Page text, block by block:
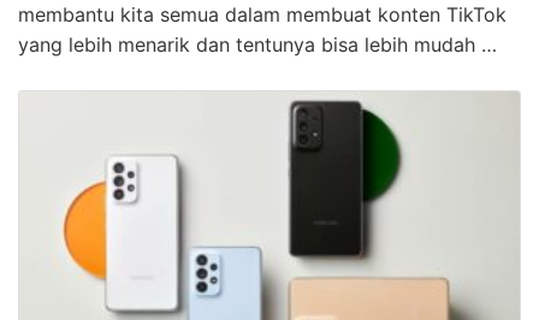
membantu kita semua dalam membuat konten TikTok
yang lebih menarik dan tentunya bisa lebih mudah …